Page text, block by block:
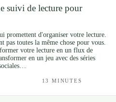
suivi de lecture pour
promettent d'organiser votre lecture.
toutes la même chose pour vous.
votre lecture en un flux de
en un jeu avec des séries
13 MINUTES